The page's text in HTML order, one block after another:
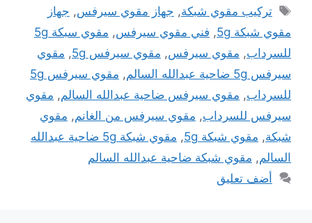
الوسوم
تركيب مقوي شبكة, جهاز مقوي سيرفس, جهاز
مقوي شبكة 5g
, فني مقوي سيرفس,
مقوي سبكة 5g
للسرداب, مقوي سيرفس, مقوي سيرفس 5g , مقوي
سيرفس 5g ضاحية عبدالله السالم
,
مقوي سيرفس 5g
للسرداب, مقوي سيرفس ضاحية عبدالله السالم, مقوي
سيرفس للسرداب, مقوي سيرفس من الغانم, مقوي
شبكة, مقوي شبكة 5g ,
مقوي شبكة 5g ضاحية عبدالله
السالم, مقوي شبكة ضاحية عبدالله السالم
أضف تعليق